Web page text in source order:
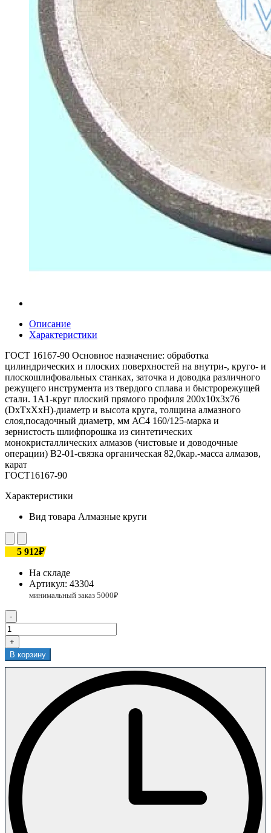
Описание
Характеристики
ГОСТ 16167-90 Основное назначение: обработка
цилиндрических и плоских поверхностей на внутри-, круго- и
плоскошлифовальных станках, заточка и доводка различного
режущего инструмента из твердого сплава и быстрорежущей
стали. 1А1-круг плоский прямого профиля 200х10х3х76
(DxTxXxH)-диаметр и высота круга, толщина алмазного
слоя,посадочный диаметр, мм АС4 160/125-марка и
зернистость шлифпорошка из синтетических
монокристаллических алмазов (чистовые и доводочные
операции) В2-01-связка органическая 82,0кар.-масса алмазов,
карат
ГОСТ16167-90
Характеристики
Вид товара Алмазные круги
5 912₽
На складе
Артикул: 43304
-
+
В корзину